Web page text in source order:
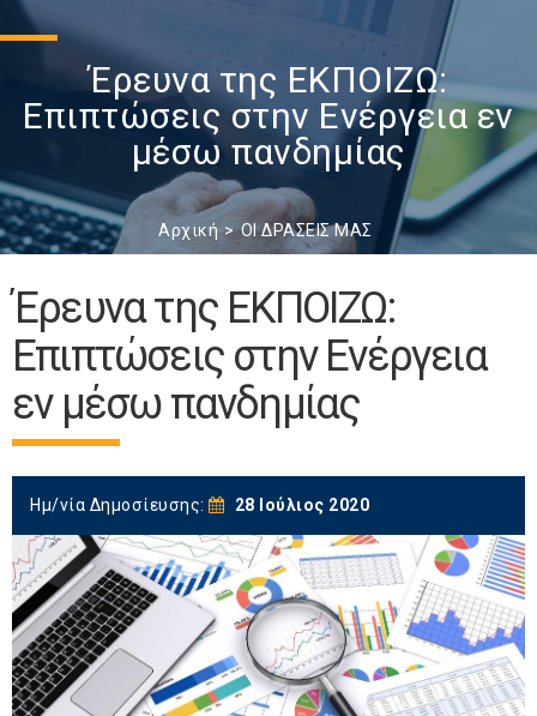
Έρευνα της ΕΚΠΟΙΖΩ:
Επιπτώσεις στην Ενέργεια εν
μέσω πανδημίας
Αρχική ΟΙ ΔΡΑΣΕΙΣ ΜΑΣ
Έρευνα της ΕΚΠΟΙΖΩ:
Επιπτώσεις στην Ενέργεια
εν μέσω πανδημίας
Ημ/νία Δημοσίευσης: 28 Ιούλιος 2020